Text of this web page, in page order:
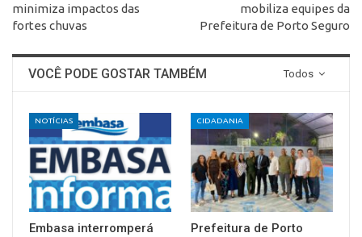
minimiza impactos das
fortes chuvas
mobiliza equipes da
Prefeitura de Porto Seguro
Todos
VOCÊ PODE GOSTAR TAMBÉM
NOTÍCIAS
Embasa interromperá
CIDADANIA
Prefeitura de Porto